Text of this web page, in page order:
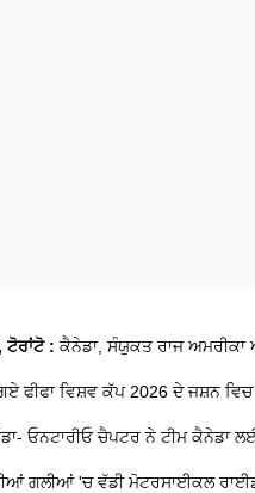
ਟੋਰਾਂਟੋ :ਕੈਨੇਡਾ, ਸੰਯੁਕਤ ਰਾਜ ਅਮਰੀਕਾ
ਫੀਫਾ ਵਿਸ਼ਵ ਕੱਪ 2026 ਦੇ ਜਸ਼ਨ
ਓਨਟਾਰੀਓ ਚੈਪਟਰ ਨੇ ਟੀਮ ਕੈਨੇਡਾ
ਗਲੀਆਂ 'ਚ ਵੱਡੀ ਮੋਟਰਸਾਈਕਲ